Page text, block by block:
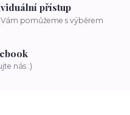
přístup
Vám pomůžeme s výběrem
nás :)